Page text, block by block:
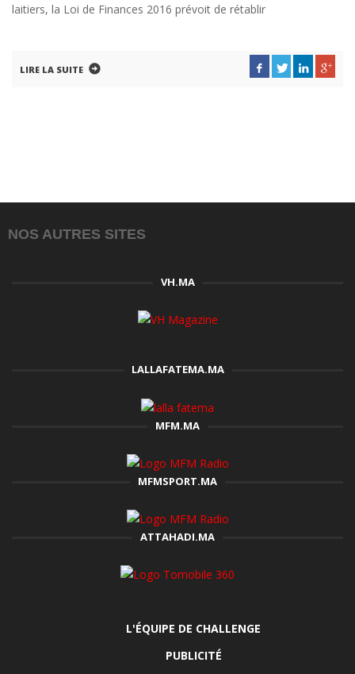
laitiers, la Loi de Finances 2016 prévoit de rétablir
LIRE LA SUITE
NOS AUTRES SITES
VH.MA
LALLAFATEMA.MA
MFM.MA
MFMSPORT.MA
ATTAHADI.MA
L'ÉQUIPE DE CHALLENGE
PUBLICITÉ